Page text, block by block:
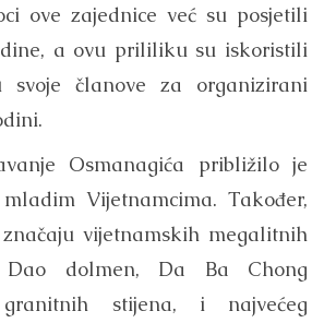
ove zajednice već su posjetili
a ovu prililiku su iskoristili
svoje članove za organizirani
Osmanagića približilo je
Vijetnamcima. Također,
vijetnamskih megalitnih
dolmen, Da Ba Chong
granitnih stijena, i najvećeg